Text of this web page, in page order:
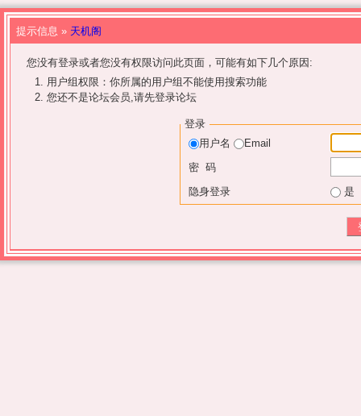
提示信息 » 天机阁
您没有登录或者您没有权限访问此页面，可能有如下几个原因:
用户组权限：你所属的用户组不能使用搜索功能
您还不是论坛会员,请先登录论坛
登录
用户名
Email
密 码
隐身登录